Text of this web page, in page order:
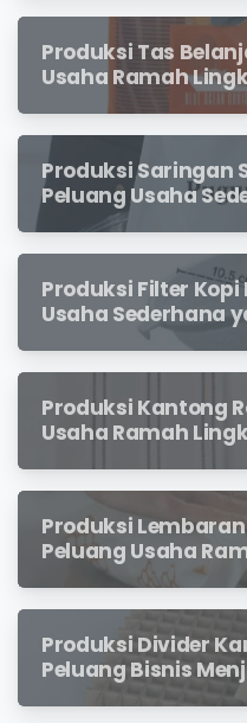
Produksi Tas
Usaha Ramah
Produksi Saringan
Peluang Usaha
Permintaan yang
Produksi Filter Kopi
Usaha Sederhana
Diminati Pecinta
Produksi Kantong
Usaha Ramah
Produksi
Peluang Usaha
yang Menjanjikan
Produksi Divider
Peluang Bisnis
Permintaan yang